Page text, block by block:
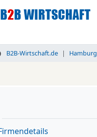
B2B-Wirtschaft.de Hamburg